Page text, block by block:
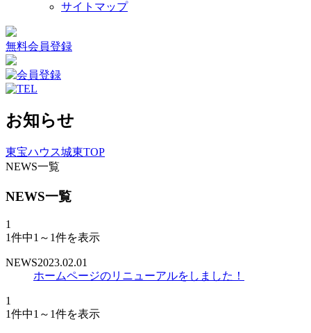
サイトマップ
無料会員登録
お知らせ
東宝ハウス城東TOP
NEWS一覧
NEWS一覧
1
1件中1～1件を表示
NEWS2023.02.01
ホームページのリニューアルをしました！
1
1件中1～1件を表示